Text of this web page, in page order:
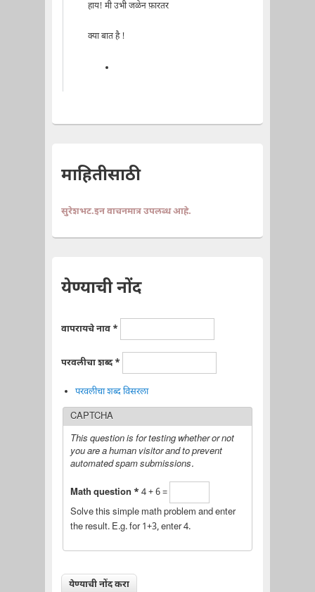
हाय! मी उभी जळेन फ़ारतर
क्या बात है !
माहितीसाठी
सुरेशभट.इन वाचनमात्र उपलब्ध आहे.
येण्याची नोंद
वापरायचे नाव *
परवलीचा शब्द*
परवलीचा शब्द विसरला
CAPTCHA
This question is for testing whether or not
you are a human visitor and to prevent
automated spam submissions.
Math question * 4 + 6 =
Solve this simple math problem and enter
the result. E.g. for 1+3, enter 4.